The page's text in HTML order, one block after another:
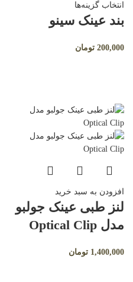
انتخاب گزینه‌ها
بند عینک سینو
200,000 تومان
افزودن به سبد خرید
لنز طبی عینک جولبو
مدل Optical Clip
1,400,000 تومان